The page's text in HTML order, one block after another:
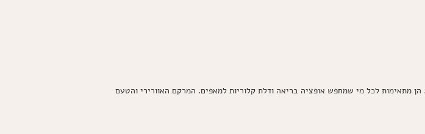
מתאימות לכל מי שמחפש אופציה בריאה ודלת קלוריות למאפים. המרקם האוורירי והטעם